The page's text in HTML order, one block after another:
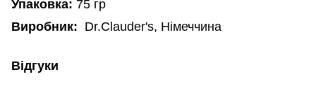
Упаковка: 75 гр
Виробник: Dr.Clauder's, Німеччина
Відгуки